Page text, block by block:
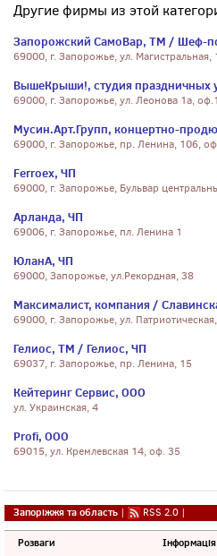
Другие фирмы из этой
Запорожский СамоВар, ТМ / Шеф-
69000, г. Запорожье, ул. Магистральная,
ВышеКрыши!, студия праздничных
69000, г. Запорожье, ул. Леонова 1а,
Мусин.Арт.Групп, концертно-
69000, г. Запорожье, пр. Ленина, 106,
Ferroex, ЧП
69000, г. Запорожье, Бульвар
Арланда, ЧП
69006, г. Запорожье, пл. Ленина 1
ЮланА, ЧП
69000, Запорожье, ул.Рекордная, 38
Максималист, компания /
69000, г. Запорожье, ул.
Гелиос, ТМ / Гелиос, ЧП
69037, г. Запорожье, пр. Ленина, 15
Кейтеринг Сервис, ООО
ул. Украинская, 4
Profi, ООО
69015, ул. Кремлевская 14, оф. 35
Запоріжжя та область | RSS 2.0 |
Розваги Інформація